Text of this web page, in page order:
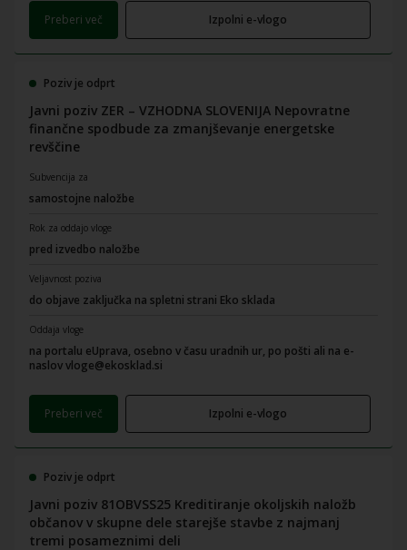
Preberi več Izpolni e-vlogo
Poziv je odprt
Javni poziv ZER – VZHODNA SLOVENIJA Nepovratne
finančne spodbude za zmanjševanje energetske
revščine
Subvencija za
samostojne naložbe
Rok za oddajo vloge
pred izvedbo naložbe
Veljavnost poziva
do objave zaključka na spletni strani Eko sklada
Oddaja vloge
na portalu eUprava, osebno v času uradnih ur, po pošti ali na e-
naslov vloge@ekosklad.si
Preberi več Izpolni e-vlogo
Poziv je odprt
Javni poziv 81OBVSS25 Kreditiranje okoljskih naložb
občanov v skupne dele starejše stavbe z najmanj
tremi posameznimi deli